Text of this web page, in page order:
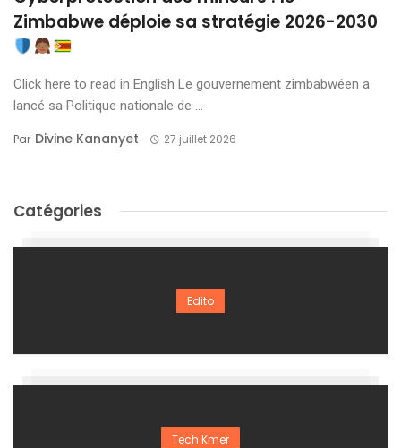
Zimbabwe déploie sa stratégie 2026-2030
Click here to read in English Le gouvernement zimbabwéen a
lancé sa Politique nationale de ...
Par Divine Kananyet 27 juillet 2026
Catégories
Edito
Tech Kmer